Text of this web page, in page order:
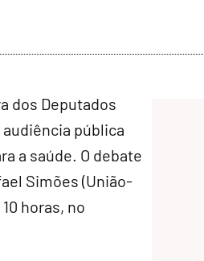
dos Deputados
pública
a saúde. O debate
Simões (União-
horas, no